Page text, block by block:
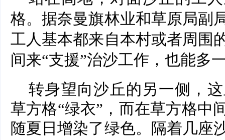
格。据奈曼旗林业和草原局副
工人基本都来自本村或者周围
间来“支援”治沙工作，也能多
转身望向沙丘的另一侧，
草方格“绿衣”，而在草方格中
随夏日增染了绿色。隔着几座